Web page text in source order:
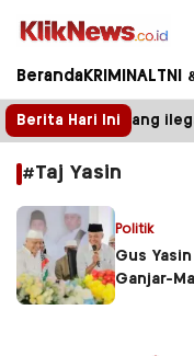
Kliknews.co.id
Beranda KRIMINAL TNI
Berita Hari Ini
Truk Tambang
#Taj Yasin
Politik
Gus
Ganjar-